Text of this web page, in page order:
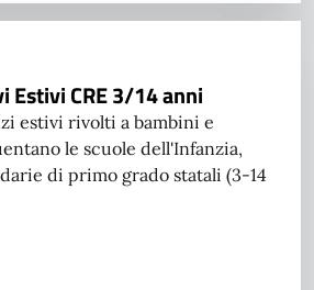
Estivi CRE 3/14 anni
estivi rivolti a bambini e
le scuole dell'Infanzia,
di primo grado statali (3-14